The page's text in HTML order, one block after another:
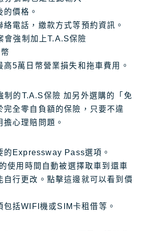
價格。
電話，繳款方式等預約資訊。
會強制加上T.A.S保險
5萬日幣營業損失和拖車費用。
制的T.A.S保險 加另外選購的「免
完全零自負額的保險，只要不違
心理賠問題。
的Expressway Pass選項。
使用時間自動被選擇取車到還車
自行更改。點擊這邊就可以看到價
括WIFI機或SIM卡租借等。